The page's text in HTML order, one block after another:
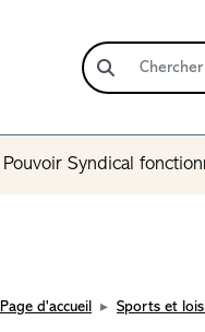
Pouvoir Syndical
Page d'accueil Sports et